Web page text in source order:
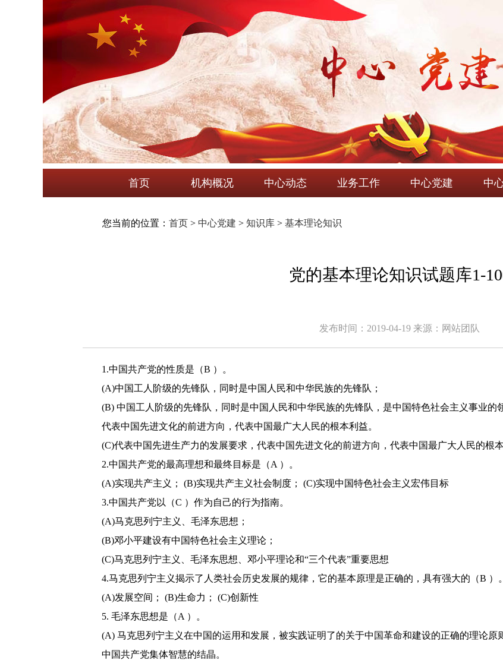
首页 机构概况 中心动态 业务工作 中心党建 中
您当前的位置： 首页 > 中心党建 > 知识库 > 基本理论知识
党的基本理论知识试题库1-
发布时间：2019-04-19 来源： 网站团队
1.中国共产党的性质是（B ）。
(A)中国工人阶级的先锋队，同时是中国人民和中华民族的先锋队；
(B) 中国工人阶级的先锋队，同时是中国人民和中华民族的先锋队，是中国特色社会主义事业的
代表中国先进文化的前进方向，代表中国最广大人民的根本利益。
(C)代表中国先进生产力的发展要求，代表中国先进文化的前进方向，代表中国最广大人民的根
2.中国共产党的最高理想和最终目标是（A ）。
(A)实现共产主义； (B)实现共产主义社会制度； (C)实现中国特色社会主义宏伟目标
3.中国共产党以（C ）作为自己的行为指南。
(A)马克思列宁主义、毛泽东思想；
(B)邓小平建设有中国特色社会主义理论；
(C)马克思列宁主义、毛泽东思想、邓小平理论和“三个代表”重要思想
4.马克思列宁主义揭示了人类社会历史发展的规律，它的基本原理是正确的，具有强大的（B ）。
(A)发展空间； (B)生命力； (C)创新性
5. 毛泽东思想是（A ）。
(A) 马克思列宁主义在中国的运用和发展，被实践证明了的关于中国革命和建设的正确的理论原
中国共产党集体智慧的结晶。